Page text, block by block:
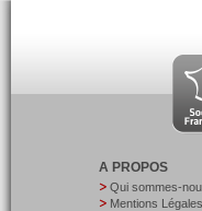
A PROPOS
Qui sommes-
Mentions Légales